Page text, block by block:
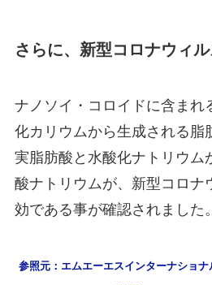
さらに、新型コロナウィ
ナノソイ・コロイドに含まれ
化カリウムから生成される脂
実脂肪酸と水酸化ナトリウム
酸ナトリウムが、新型コロナ
効である事が確認されました。
参照元：エムエーエスインターナショ